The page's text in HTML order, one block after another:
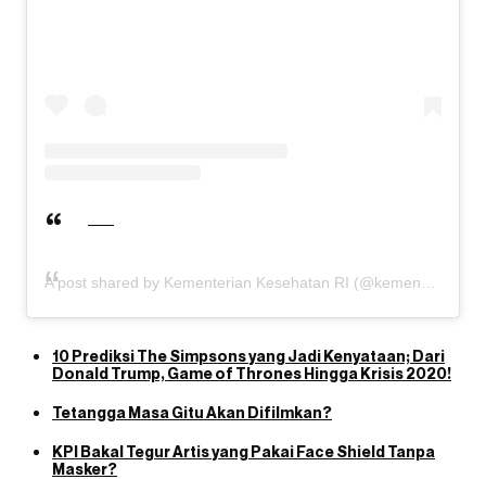
A post shared by Kementerian Kesehatan RI (@kemenkes_ri)
10 Prediksi The Simpsons yang Jadi Kenyataan; Dari
Donald Trump, Game of Thrones Hingga Krisis 2020!
Tetangga Masa Gitu Akan Difilmkan?
KPI Bakal Tegur Artis yang Pakai Face Shield Tanpa
Masker?